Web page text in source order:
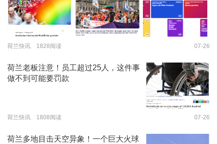
荷兰快讯 1828阅读 07-26
荷兰老板注意！员工超过25人，这件事
做不到可能要罚款
荷兰快讯 1808阅读 07-26
荷兰多地目击天空异象！一个巨大火球